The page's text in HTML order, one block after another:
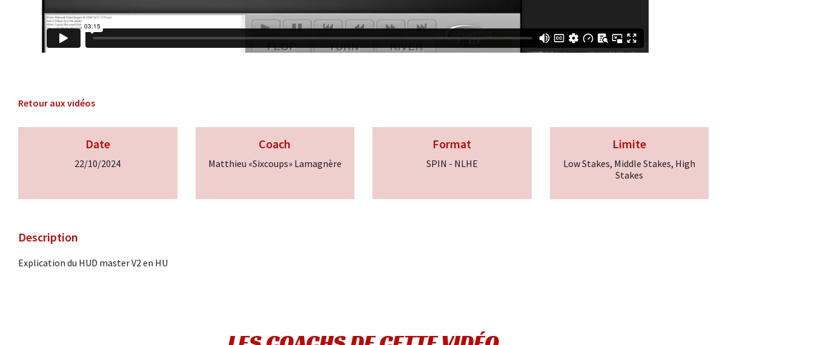
Retour aux vidéos
Date
22/10/2024
Coach
Matthieu «Sixcoups» Lamagnère
Format
SPIN - NLHE
Limite
Low Stakes, Middle Stakes, High
Stakes
Description
Explication du HUD master V2 en HU